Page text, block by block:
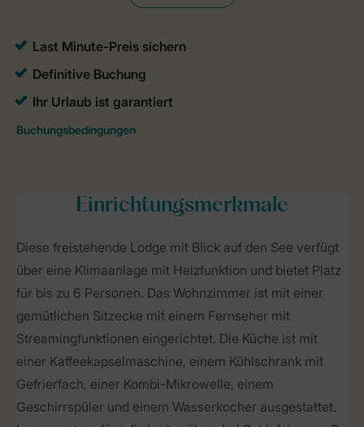
Einrichtungsmerkmale
Diese freistehende Lodge mit Blick auf den See verfügt
über eine Klimaanlage mit Heizfunktion und bietet Platz
für bis zu 6 Personen. Das Wohnzimmer ist mit einer
gemütlichen Sitzecke mit einem Fernseher mit
Streamingfunktionen eingerichtet. Die Küche ist mit
einer Kaffeekapselmaschine, einem Kühlschrank mit
Gefrierfach, einer Kombi-Mikrowelle, einem
Geschirrspüler und einem Wasserkocher ausgestattet.